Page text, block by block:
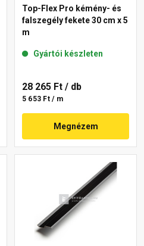
Top-Flex Pro kémény- és
falszegély fekete 30 cm x 5
m
Gyártói készleten
28 265 Ft / db
5 653 Ft / m
Megnézem